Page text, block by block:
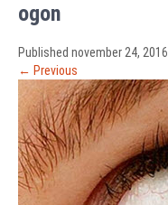
ogon
Published november 24, 2016
← Previous